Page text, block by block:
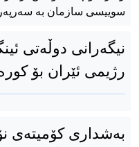
سوییسی سازمان بە
نیگەرانی دوڵەتی
رژیمی ئێران بۆ
بەشداری کۆمیتەی